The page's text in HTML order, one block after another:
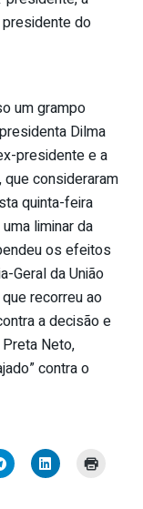
do
um grampo
Dilma
presidente e a
que consideraram
quinta-feira
liminar da
os efeitos
Geral da União
recorreu ao
a decisão e
Neto,
contra o